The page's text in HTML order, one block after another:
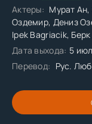
Актеры: Мурат
Оздемир, Дениз
Ipek Bagriacik,
Дата выхода: 5
Перевод: Рус.